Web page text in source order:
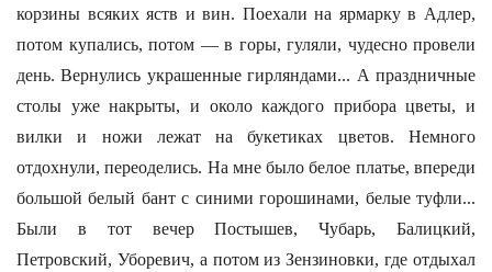
корзины всяких яств и вин. Поехали на ярмарку в Адлер,
потом купались, потом — в горы, гуляли, чудесно провели
день. Вернулись украшенные гирляндами... А праздничные
столы уже накрыты, и около каждого прибора цветы, и
вилки и ножи лежат на букетиках цветов. Немного
отдохнули, переоделись. На мне было белое платье, впереди
большой белый бант с синими горошинами, белые туфли...
Были в тот вечер Постышев, Чубарь, Балицкий,
Петровский, Уборевич, а потом из Зензиновки, где отдыхал